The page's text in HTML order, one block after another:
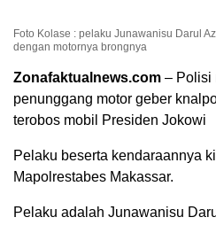
Foto Kolase : pelaku Junawanisu Darul
dengan motornya brongnya
Zonafaktualnews.com – Polisi
penunggang motor geber
terobos mobil Presiden Jokowi
Pelaku beserta kendaraannya
Mapolrestabes Makassar.
Pelaku adalah Junawanisu